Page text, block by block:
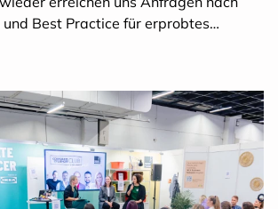
Best Practice für erprobtes
funktionierende Technik und originelle
Inventar mit
Design zu verbinden, zeigt unsere
in jüngerer Zeit entstandene